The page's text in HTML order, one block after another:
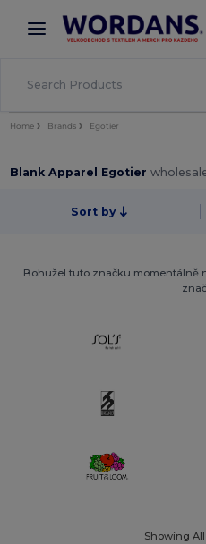
× Aplikace Wordans
Lepší ceny v aplikaci!
Home Brands Egotier
Blank Apparel Egotier
Sort by
Bohužel tuto značku momentálně
Showing